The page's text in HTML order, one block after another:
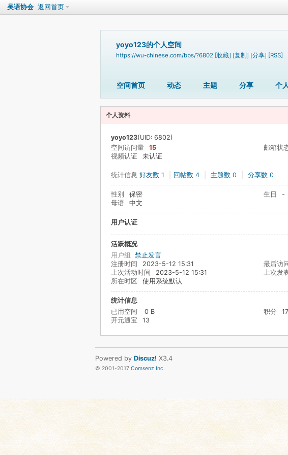
吴语协会 返回首页
yoyo123的个人空间
https://wu-chinese.com/bbs/?6802 [收藏] [复制] [分享] [RSS]
空间首页 动态 主题 分享 个
个人资料
yoyo123(UID: 6802)
空间访问量
15 邮箱状
视频认证
未认证
统计信息 好友数 1 回帖数 4 主题数 0 分享数 0
性别 保密 生日
-
母语
中文
用户认证
活跃概况
用户组 禁止发言
注册时间
2023-5-12 15:31 最后访
上次活动时间
2023-5-12 15:31 上次发
所在时区
使用系统默认
统计信息
已用空间
0 B 积分
17
开元通宝
13
Powered by Discuz! X3.4
© 2001-2017 Comsenz Inc.